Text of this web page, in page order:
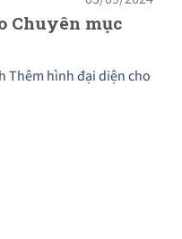
Chuyên mục
Thêm hình đại diện cho